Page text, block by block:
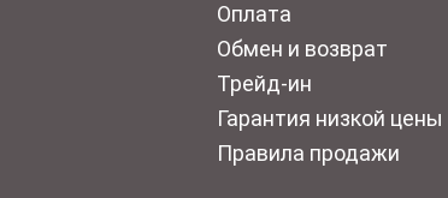
Оплата
Обмен и возврат
Трейд-ин
Гарантия низкой цены
Правила продажи